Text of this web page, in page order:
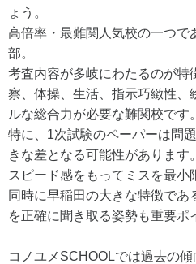
ょう。
高倍率・最難関人気校の一つで
部。
考査内容が多岐にわたるのが特
察、体操、生活、指示巧緻性
ルな総合力が必要な難関校です。
特に、1次試験のペーパーは問
きな差となる可能性があります。
スピード感をもってミスを最小
同時に早稲田の大きな特徴であ
を正確に聞き取る姿勢も重要ポ
コノユメSCHOOLでは過去の